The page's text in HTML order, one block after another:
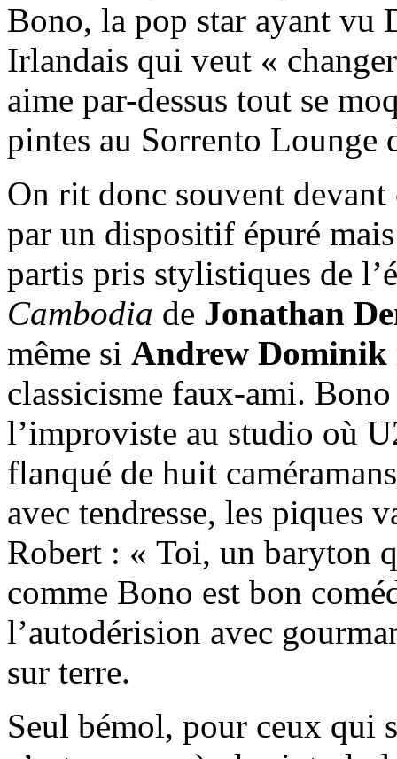
Bono, la pop star ayant vu
Irlandais qui veut «
aime par-dessus tout se
pintes au Sorrento Lounge
On rit donc souvent
par un dispositif épuré
partis pris stylistiques de
Cambodia de Jonathan
même si Andrew Dominik
classicisme faux-ami.
l’improviste au studio où
flanqué de huit
avec tendresse, les piques
Robert : « Toi, un baryton
comme Bono est bon
l’autodérision avec
sur terre.
Seul bémol, pour ceux qui